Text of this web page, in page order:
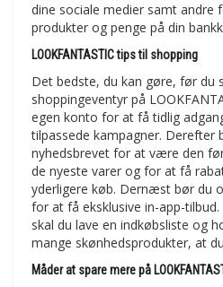
dine sociale medier samt andre
produkter og penge på din
LOOKFANTASTIC tips til shopping
Det bedste, du kan gøre, før du
shoppingeventyr på
egen konto for at få tidlig
tilpassede kampagner. Derefter
nyhedsbrevet for at være den
de nyeste varer og for at få
yderligere køb. Dernæst bør du
for at få eksklusive in-app-
skal du lave en indkøbsliste og
mange skønhedsprodukter, at
Måder at spare mere på